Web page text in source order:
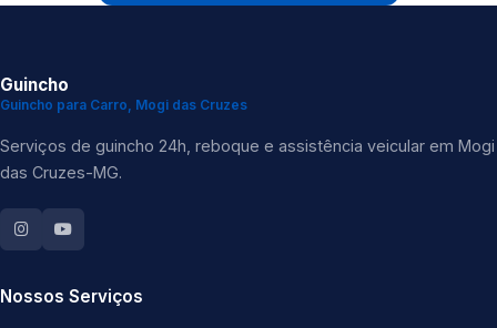
Guincho
Guincho para Carro, Mogi das Cruzes
Serviços de guincho 24h, reboque e assistência veicular em Mogi
das Cruzes-MG.
Nossos Serviços